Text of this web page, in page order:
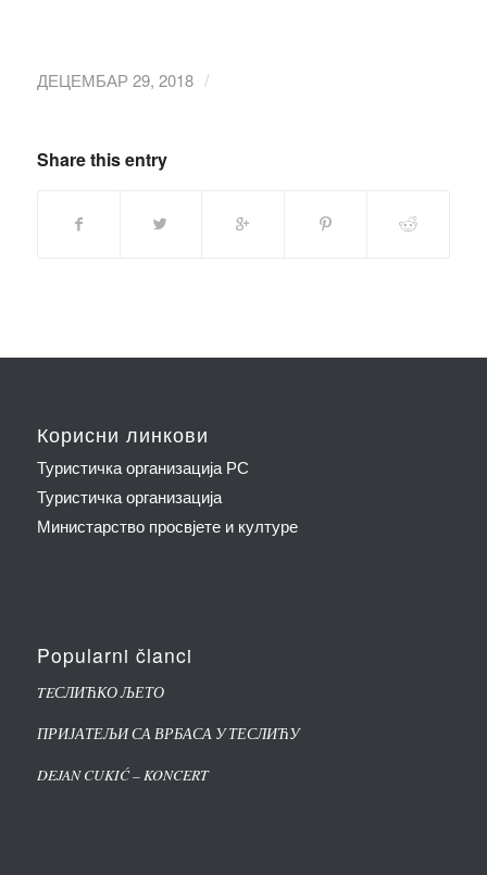
ДЕЦЕМБАР 29, 2018 /
Share this entry
Корисни линкови
Туристичка организација РС
Туристичка организација
Министарство просвјете и културе
Popularni članci
TEСЛИЋКО ЉЕТО
ПРИЈАТЕЉИ СА ВРБАСА У ТЕСЛИЋУ
DEJAN CUKIĆ – KONCERT